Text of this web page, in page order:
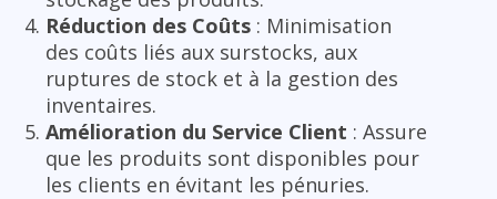
Réduction des Coûts : Minimisation
des coûts liés aux surstocks, aux
ruptures de stock et à la gestion des
inventaires.
Amélioration du Service Client : Assure
que les produits sont disponibles pour
les clients en évitant les pénuries.